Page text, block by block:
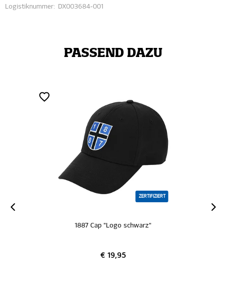
Logistiknummer: DX003684-001
PASSEND DAZU
ZERTIFIZIERT
1887 Cap "Logo schwarz"
€ 19,95